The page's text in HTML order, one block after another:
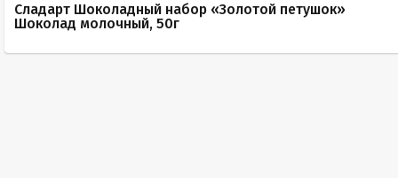
Сладарт Шоколадный набор «Золотой петушок»
Шоколад молочный, 50г